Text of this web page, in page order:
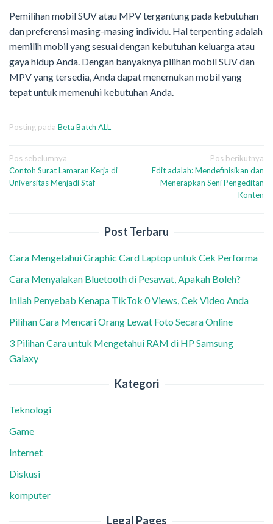
Pemilihan mobil SUV atau MPV tergantung pada kebutuhan
dan preferensi masing-masing individu. Hal terpenting adalah
memilih mobil yang sesuai dengan kebutuhan keluarga atau
gaya hidup Anda. Dengan banyaknya pilihan mobil SUV dan
MPV yang tersedia, Anda dapat menemukan mobil yang
tepat untuk memenuhi kebutuhan Anda.
Posting pada Beta Batch ALL
Navigasi
pos
Pos sebelumnya
Contoh Surat Lamaran Kerja di
Universitas Menjadi Staf
Pos berikutnya
Edit adalah: Mendefinisikan dan
Menerapkan Seni Pengeditan
Konten
Post Terbaru
Cara Mengetahui Graphic Card Laptop untuk Cek Performa
Cara Menyalakan Bluetooth di Pesawat, Apakah Boleh?
Inilah Penyebab Kenapa TikTok 0 Views, Cek Video Anda
Pilihan Cara Mencari Orang Lewat Foto Secara Online
3 Pilihan Cara untuk Mengetahui RAM di HP Samsung
Galaxy
Kategori
Teknologi
Game
Internet
Diskusi
komputer
Legal Pages